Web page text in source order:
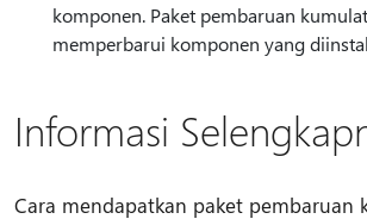
komponen. Paket pembaruan
memperbarui komponen yang
Informasi
Cara mendapatkan paket pembaruan